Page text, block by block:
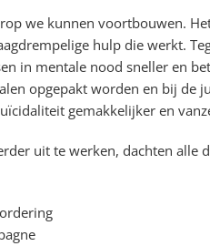
we kunnen voortbouwen.
hulp die werkt.
in mentale nood sneller en
opgepakt worden en bij de
gemakkelijker en
uit te werken, dachten alle